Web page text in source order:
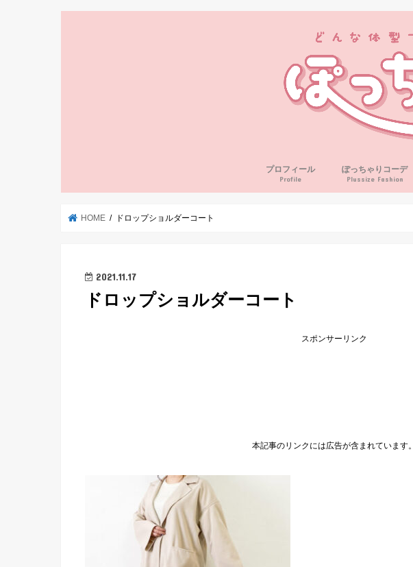
プロフィール
Profile
ぽっちゃりコーデ
Plussize Fashion
HOME ドロップショルダーコート
2021.11.17
ドロップショルダーコート
スポンサーリンク
本記事のリンクには広告が含まれています。